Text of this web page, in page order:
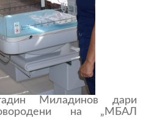
Миладинов дари
на „МБАЛ